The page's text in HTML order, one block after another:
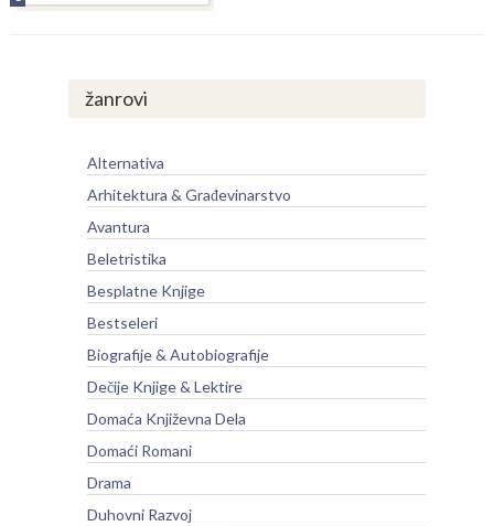
žanrovi
Alternativa
Arhitektura & Građevinarstvo
Avantura
Beletristika
Besplatne Knjige
Bestseleri
Biografije & Autobiografije
Dečije Knjige & Lektire
Domaća Književna Dela
Domaći Romani
Drama
Duhovni Razvoj